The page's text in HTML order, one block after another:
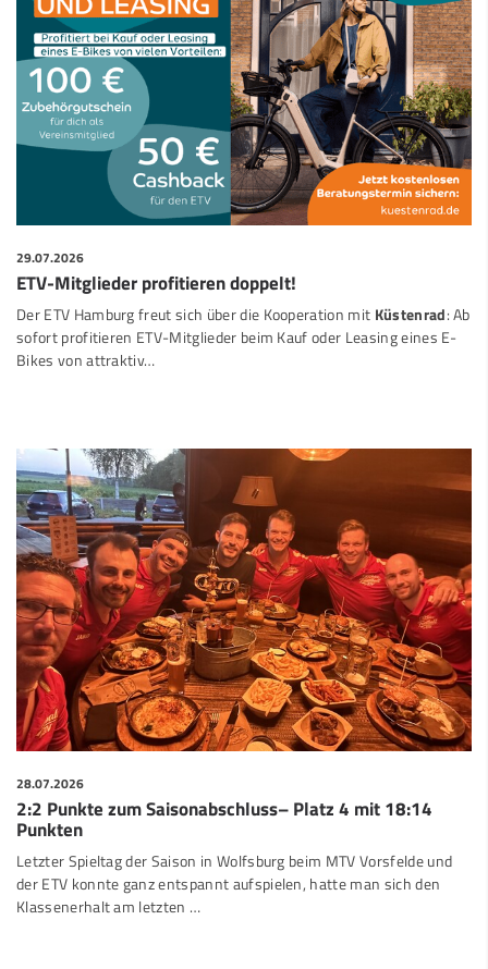
29.07.2026
ETV-Mitglieder profitieren doppelt!
Der ETV Hamburg freut sich über die Kooperation mit Küstenrad: Ab
sofort profitieren ETV-Mitglieder beim Kauf oder Leasing eines E-
Bikes von attraktiv…
28.07.2026
2:2 Punkte zum Saisonabschluss– Platz 4 mit 18:14
Punkten
Letzter Spieltag der Saison in Wolfsburg beim MTV Vorsfelde und
der ETV konnte ganz entspannt aufspielen, hatte man sich den
Klassenerhalt am letzten …